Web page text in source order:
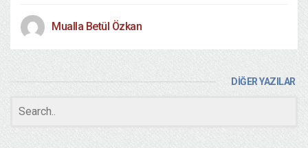
Mualla Betül Özkan
DİĞER YAZILAR